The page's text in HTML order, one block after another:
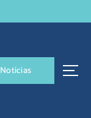
Noticias